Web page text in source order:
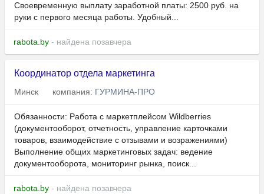
Своевременную выплату заработной платы: 2500 руб. на
руки с первого месяца работы. Удобный...
rabota.by - найдена позавчера
Координатор отдела маркетинга
Минск компания: ГУРМИНА-ПРО
Обязанности: Работа с маркетплейсом Wildberries
(документооборот, отчетность, управление карточками
товаров, взаимодействие с отзывами и возражениями)
Выполнение общих маркетинговых задач: ведение
документооборота, мониторинг рынка, поиск...
rabota.by - найдена позавчера